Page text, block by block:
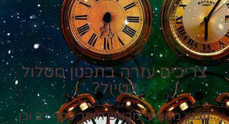
צריכים עזרה בתכנון מסלול
לטיול?
תכנון מקצועי מראש חוסך כסף רב וכן